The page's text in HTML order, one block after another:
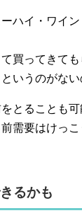
ハイ・ワイ
買ってきても
いうのがない
とることも可
需要はけっこ
るかも